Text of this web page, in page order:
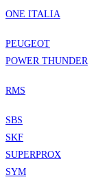
ONE ITALIA
PEUGEOT
POWER THUNDER
RMS
SBS
SKF
SUPERPROX
SYM